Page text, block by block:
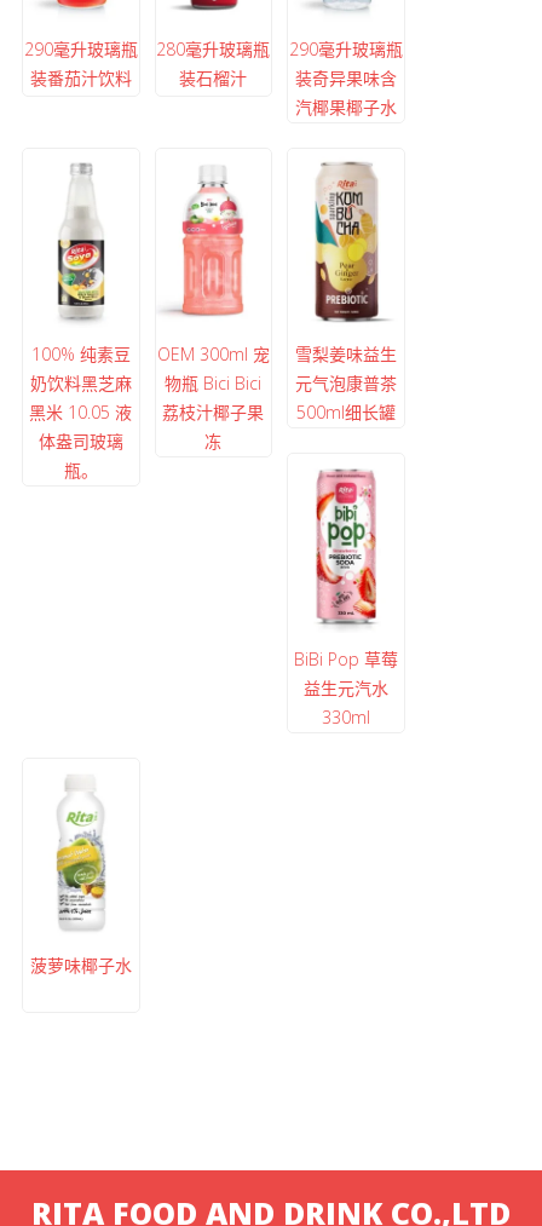
290毫升玻璃瓶
装番茄汁饮料
280毫升玻璃瓶
装石榴汁
290毫升玻璃瓶
装奇异果味含
汽椰果椰子水
100% 纯素豆
奶饮料黑芝麻
黑米 10.05 液
体盎司玻璃
瓶。
OEM 300ml 宠
物瓶 Bici Bici
荔枝汁椰子果
冻
雪梨姜味益生
元气泡康普茶
500ml细长罐
BiBi Pop 草莓
益生元汽水
330ml
菠萝味椰子水
RITA FOOD AND DRINK CO.,LTD